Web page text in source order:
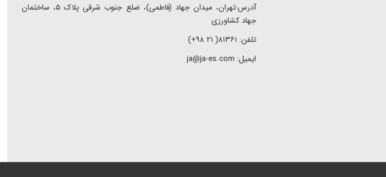
آدرس:تهران، میدان جهاد (فاطمی)، ضلع جنوب شرقی پلاک ۵، ساختمان
جهاد کشاورزی
تلفن: ۸۱۳۶۱( ۲۱ ۹۸+)
ایمیل: ja@ja-es.com